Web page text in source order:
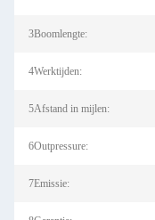
3Boomlengte:
4Werktijden:
5Afstand in mijlen:
6Outpressure:
7Emissie: